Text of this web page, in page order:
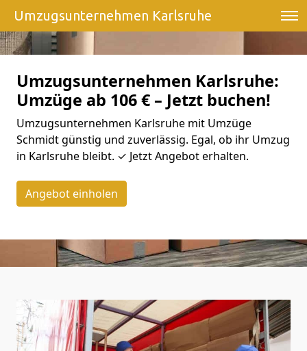
Umzugsunternehmen Karlsruhe
Umzugsunternehmen Karlsruhe:
Umzüge ab 106 € – Jetzt buchen!
Umzugsunternehmen Karlsruhe mit Umzüge
Schmidt günstig und zuverlässig. Egal, ob ihr Umzug
in Karlsruhe bleibt. ✓ Jetzt Angebot erhalten.
Angebot einholen